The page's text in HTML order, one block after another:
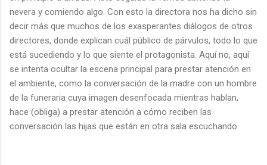
nevera y comiendo algo. Con esto la directora nos ha dicho sin
decir más que muchos de los exasperantes diálogos de otros
directores, donde explican cuál público de párvulos, todo lo que
está sucediendo y lo que siente el protagonista. Aquí no, aquí
se intenta ocultar la escena principal para prestar atención en
el ambiente, como la conversación de la madre con un hombre
de la funeraria cuya imagen desenfocada mientras hablan,
hace (obliga) a prestar atención a cómo reciben las
conversación las hijas que están en otra sala escuchando.